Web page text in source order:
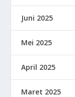
Juni 2025
Mei 2025
April 2025
Maret 2025